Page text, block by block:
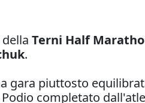
Terni Half
.
gara piuttosto
completato